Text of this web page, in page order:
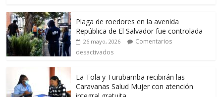
Plaga de roedores en la avenida
República de El Salvador fue controlada
26 mayo, 2026
Comentarios
desactivados
La Tola y Turubamba recibirán las
Caravanas Salud Mujer con atención